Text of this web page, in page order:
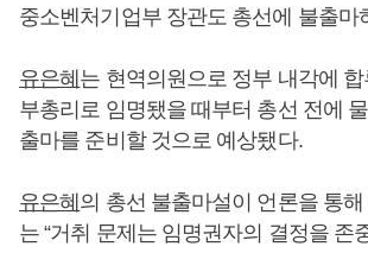
중소벤처기업부 장관도 총선에 불출마
유은혜 는 현역의원으로 정부 내각에 합
부총리로 임명됐을 때부터 총선 전에
출마를 준비할 것으로 예상됐다.
유은혜 의 총선 불출마설이 언론을 통
는 “거취 문제는 임명권자의 결정을 존